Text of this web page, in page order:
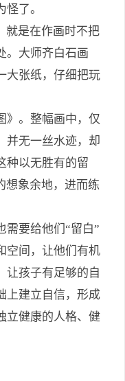
了。
是在作画时不把
。大师齐白石画
大张纸，仔细把玩
。整幅画中，仅
并无一丝水迹，却
种以无胜有的留
想象余地，进而练
要给他们“留白”
间，让他们有机
让孩子有足够的自
上建立自信，形成
立健康的人格、健